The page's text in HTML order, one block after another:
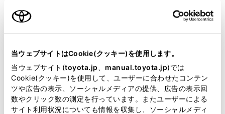
当ウェブサイトはCookie(クッキー)を使用します。
当ウェブサイト(toyota.jp manual.toyota.jp)では
Cookie(クッキー)を使用して、ユーザーに合わせたコンテン
ツや広告の表示、ソーシャルメディアの提供、広告の表示回
数やクリック数の測定を行っています。またユーザーによる
サイト利用状況についても情報を収集し、ソーシャルメディ
用意いただくとスムーズな対応
が可能です。
リコール等情報はこちら